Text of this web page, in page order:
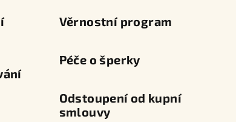
Věrnostní program
Péče o šperky
Odstoupení od kupní
smlouvy